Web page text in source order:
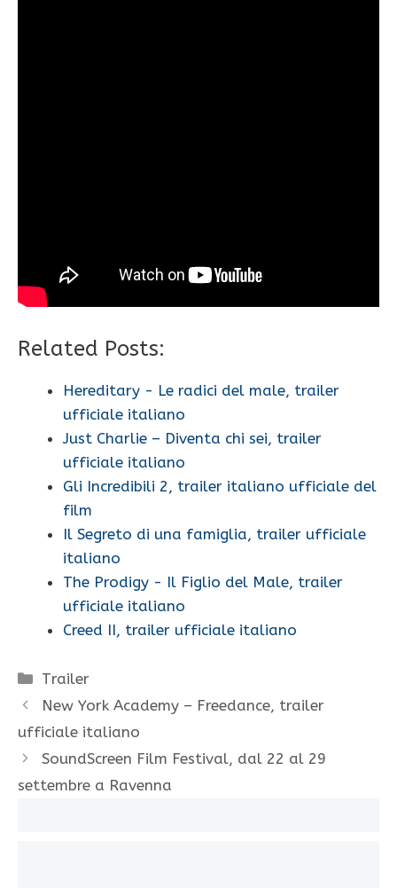
Related Posts:
Hereditary - Le radici del male, trailer
ufficiale italiano
Just Charlie – Diventa chi sei, trailer
ufficiale italiano
Gli Incredibili 2, trailer italiano ufficiale del
film
Il Segreto di una famiglia, trailer ufficiale
italiano
The Prodigy - Il Figlio del Male, trailer
ufficiale italiano
Creed II, trailer ufficiale italiano
Categorie
Trailer
New York Academy – Freedance, trailer
ufficiale italiano
SoundScreen Film Festival, dal 22 al 29
settembre a Ravenna